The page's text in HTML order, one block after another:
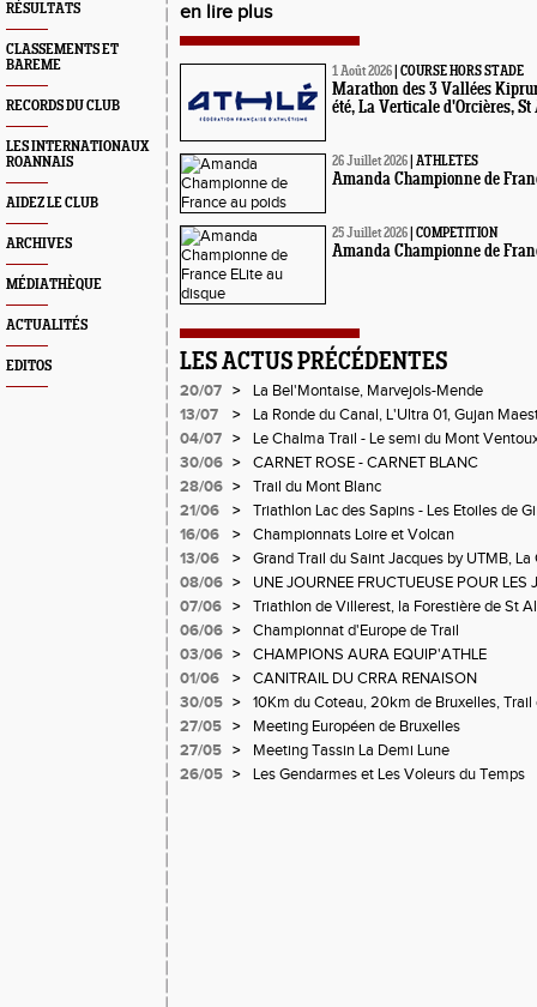
RÉSULTATS
CLASSEMENTS ET
BAREME
RECORDS DU CLUB
LES INTERNATIONAUX
ROANNAIS
AIDEZ LE CLUB
ARCHIVES
MÉDIATHÈQUE
ACTUALITÉS
EDITOS
en lire plus
1 Août 2026 COURSE HORS STADE
Marathon des 3 Vallées
été, La Verticale d'Orcières,
26 Juillet 2026 ATHLETES
Amanda Championne de
25 Juillet 2026 COMPETITION
Amanda Championne de
LES ACTUS PRÉCÉDENTES
20/07 >
La Bel'Montaise, Marvejols-Mende
13/07
>
La Ronde du Canal, L'Ultra 01, Gujan
04/07 >
Le Chalma Trail - Le semi du Mont
Cublize - Les Passerelles de Monteynard
Pralognon La Vanoise
30/06 >
CARNET ROSE - CARNET BLANC
28/06 >
Trail du Mont Blanc
21/06
>
Triathlon Lac des Sapins - Les Etoiles de
16/06
>
Championnats Loire et Volcan
13/06
>
Grand Trail du Saint Jacques by UTMB,
d'Andrézieux-Bouthéon
08/06 >
UNE JOURNEE FRUCTUEUSE POUR LES
CHAMPIONNATS DE LA LOIRE A
07/06 >
Triathlon de Villerest, la Forestière de St
Circuit de la Sure, Tour du Pays Roannais
06/06 >
Championnat d'Europe de Trail
03/06 >
CHAMPIONS AURA EQUIP'ATHLE
01/06
>
CANITRAIL DU CRRA RENAISON
30/05 >
10Km du Coteau, 20km de Bruxelles,
Pilatrail
27/05 >
Meeting Européen de Bruxelles
27/05 >
Meeting Tassin La Demi Lune
26/05 > Les Gendarmes et Les Voleurs du Temps